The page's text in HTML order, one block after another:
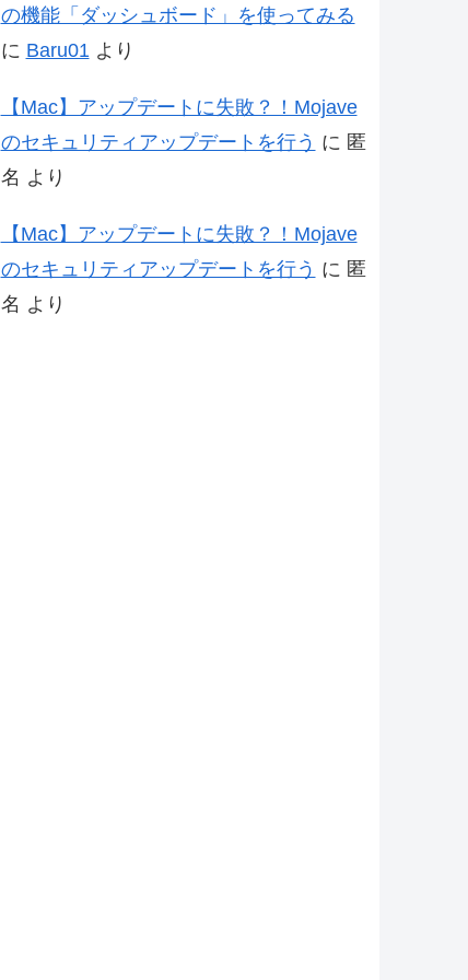
の機能「ダッシュボード」を使ってみる
に Baru01 より
【Mac】アップデートに失敗？！Mojave
のセキュリティアップデートを行う に 匿
名 より
【Mac】アップデートに失敗？！Mojave
のセキュリティアップデートを行う に 匿
名 より